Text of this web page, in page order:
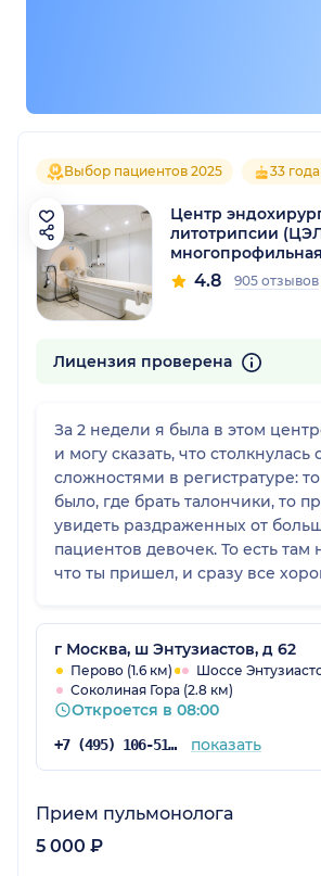
Выбор пациентов 2025 33
Центр
литотрипсии
4.8 905 отзывов
Лицензия проверена
За 2 недели я была в этом
и могу сказать, что столкнулась
сложностями в регистратуре:
было, где брать талончики, то
увидеть раздраженных от
пациентов девочек. То есть там
что ты пришел, и сразу все
получается легче. А вот врачи
г Москва, ш Энтузиастов, д 62
Перово (1.6 км)
Шоссе
Соколиная Гора (2.8 км)
Откроется в 08:00
+7 (495) 106-51-98 показать
Прием пульмонолога
5 000 ₽